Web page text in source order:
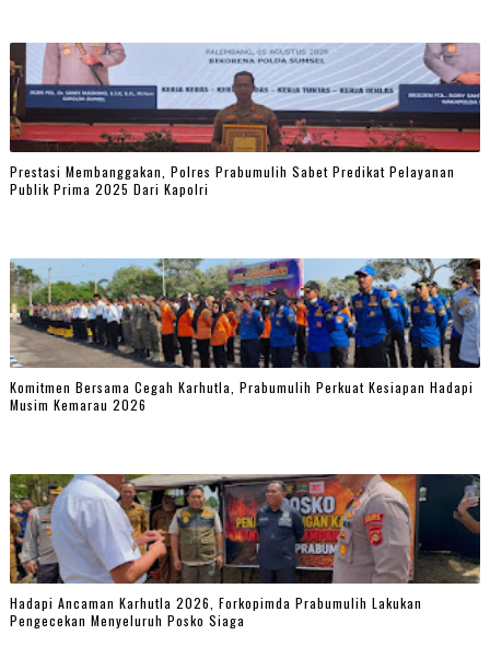
Prestasi Membanggakan, Polres Prabumulih Sabet Predikat Pelayanan
Publik Prima 2025 Dari Kapolri
Komitmen Bersama Cegah Karhutla, Prabumulih Perkuat Kesiapan Hadapi
Musim Kemarau 2026
Hadapi Ancaman Karhutla 2026, Forkopimda Prabumulih Lakukan
Pengecekan Menyeluruh Posko Siaga